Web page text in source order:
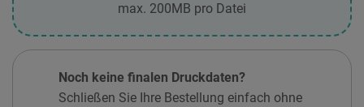
max. 200MB pro Datei
Noch keine finalen Druckdaten?
Schließen Sie Ihre Bestellung einfach ohne